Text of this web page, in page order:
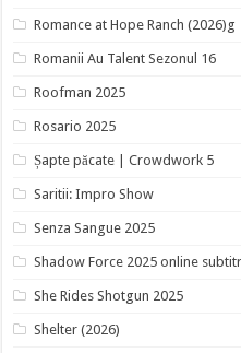
Romance at Hope Ranch (2026)g
Romanii Au Talent Sezonul 16
Roofman 2025
Rosario 2025
Șapte păcate | Crowdwork 5
Saritii: Impro Show
Senza Sangue 2025
Shadow Force 2025 online
She Rides Shotgun 2025
Shelter (2026)